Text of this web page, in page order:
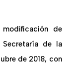
de
Secretaría de la
de 2018, con